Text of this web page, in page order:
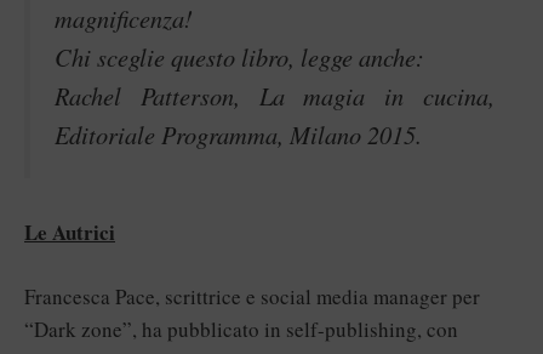
magnificenza!
Chi sceglie questo libro, legge anche:
Rachel Patterson, La magia in cucina,
Editoriale Programma, Milano 2015.
Le Autrici
Francesca Pace, scrittrice e social media manager per
“Dark zone”, ha pubblicato in self-publishing, con